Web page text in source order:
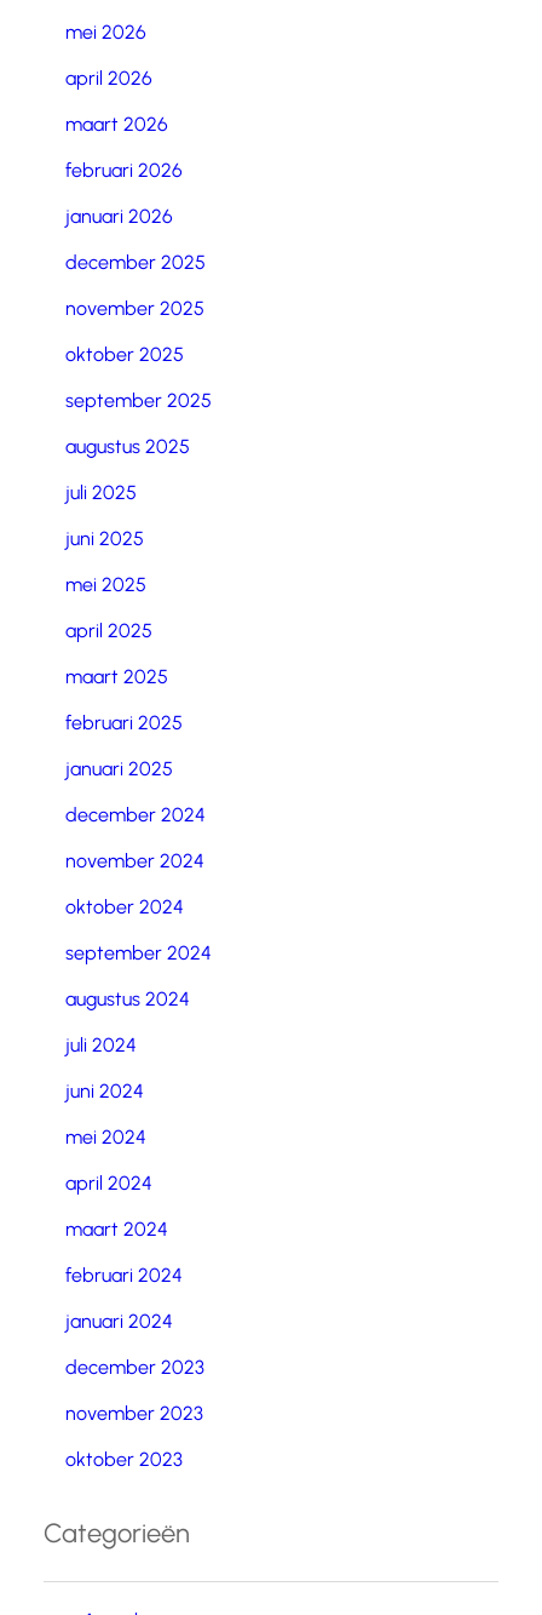
mei 2026
april 2026
maart 2026
februari 2026
januari 2026
december 2025
november 2025
oktober 2025
september 2025
augustus 2025
juli 2025
juni 2025
mei 2025
april 2025
maart 2025
februari 2025
januari 2025
december 2024
november 2024
oktober 2024
september 2024
augustus 2024
juli 2024
juni 2024
mei 2024
april 2024
maart 2024
februari 2024
januari 2024
december 2023
november 2023
oktober 2023
Categorieën